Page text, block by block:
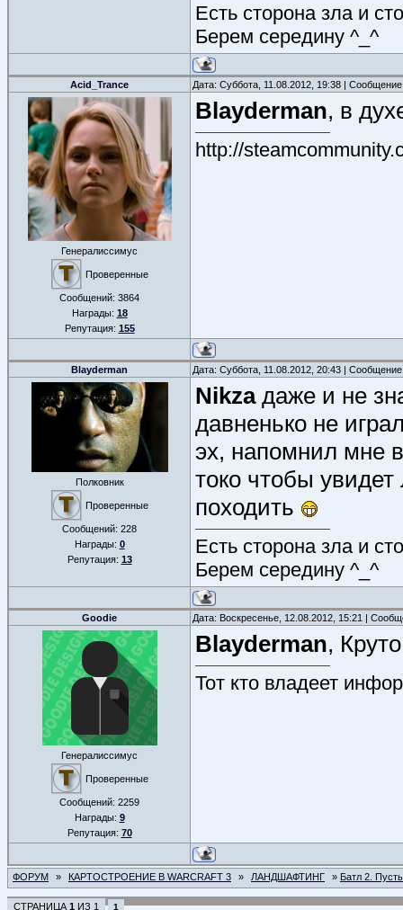
Есть сторона зла и
Берем середину ^_^
Acid_Trance Дата: Суббота, 11.08.2012, 19:38 |
Генералиссимус
Проверенные
Сообщений: 3864
Награды: 18
Репутация: 155
Blayderman, в
http://
Blayderman Дата: Суббота, 11.08.2012, 20:43 |
Полковник
Проверенные
Сообщений: 228
Награды: 0
Репутация: 13
Nikzaдаже и не
давненько не
эх, напомнил мне
токо чтобы
походить
Есть сторона зла и
Берем середину ^_^
Goodie Дата: Воскресенье, 12.08.2012, 15:21 |
Генералиссимус
Проверенные
Сообщений: 2259
Награды: 9
Репутация: 70
Blayderman,
Тот кто владеет
ФОРУМ » КАРТОСТРОЕНИЕ В WARCRAFT 3 » ЛАНДШАФТИНГ » Батл 2.
СТРАНИЦА 1 ИЗ 1 1